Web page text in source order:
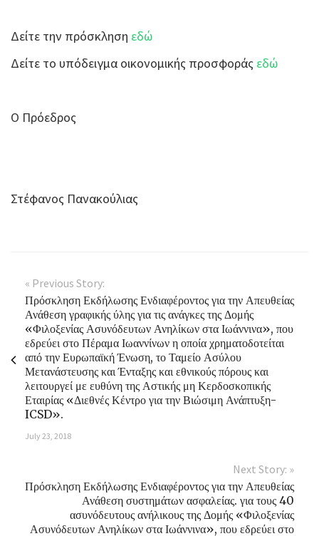
Δείτε την πρόσκληση εδώ
Δείτε το υπόδειγμα οικονομικής προσφοράς εδώ
Ο Πρόεδρος
Στέφανος Πανακούλιας
« Previous Story:
Πρόσκληση Εκδήλωσης Ενδιαφέροντος για την Απευθείας
Ανάθεση γραφικής ύλης για τις ανάγκες της Δομής
«Φιλοξενίας Ασυνόδευτων Ανηλίκων στα Ιωάννινα», που
εδρεύει στο Πέραμα Ιωαννίνων η οποία χρηματοδοτείται
από την Ευρωπαϊκή Ένωση, το Ταμείο Ασύλου
Μετανάστευσης και Ένταξης και εθνικούς πόρους και
λειτουργεί με ευθύνη της Αστικής μη Κερδοσκοπικής
Εταιρίας «Διεθνές Κέντρο για την Βιώσιμη Ανάπτυξη-
ICSD».
July 23, 2018
Next Story: »
Πρόσκληση Εκδήλωσης Ενδιαφέροντος για την Απευθείας
Ανάθεση συστημάτων ασφαλείας. για τους 40
ασυνόδευτους ανήλικους της Δομής «Φιλοξενίας
Ασυνόδευτων Ανηλίκων στα Ιωάννινα», που εδρεύει στο